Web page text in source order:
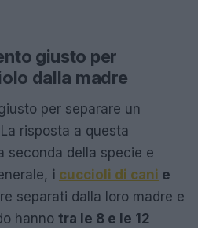
giusto per
dalla madre
per separare un
risposta a questa
seconda della specie e
i cuccioli di cani e
separati dalla loro madre e
hanno tra le 8 e le 12